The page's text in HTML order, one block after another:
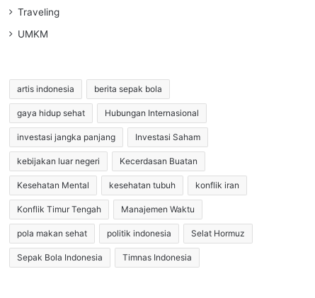
Traveling
UMKM
artis indonesia berita sepak bola
gaya hidup sehat Hubungan Internasional
investasi jangka panjang Investasi Saham
kebijakan luar negeri Kecerdasan Buatan
Kesehatan Mental kesehatan tubuh konflik iran
Konflik Timur Tengah Manajemen Waktu
pola makan sehat politik indonesia Selat Hormuz
Sepak Bola Indonesia Timnas Indonesia